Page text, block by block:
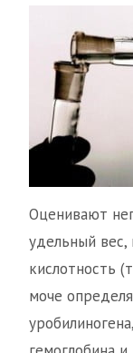
Оценивают
удельный вес,
кислотность
моче